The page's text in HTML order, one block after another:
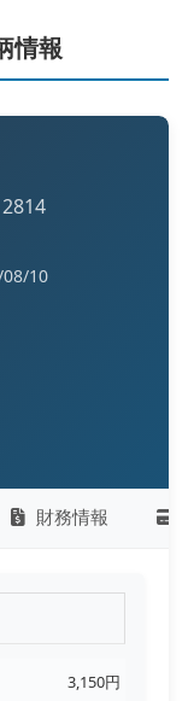
情報
2814
08/10
財務情報
3,150円